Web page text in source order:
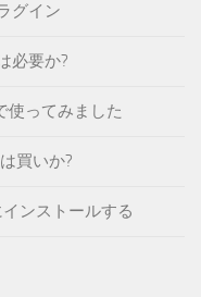
グイン
必要か?
使ってみました
買いか?
インストールする